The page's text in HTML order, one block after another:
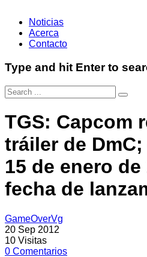
Noticias
Acerca
Contacto
Type and hit Enter to
TGS: Capcom
tráiler de
15 de enero
fecha de
GameOverVg
20 Sep 2012
10 Visitas
0 Comentarios